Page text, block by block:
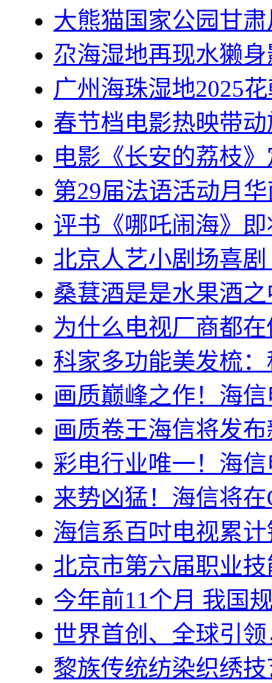
大熊猫国家公园甘
尕海湿地再现水獭
广州海珠湿地2025
春节档电影热映带
电影《长安的荔枝
第29届法语活动月
评书《哪吒闹海》
北京人艺小剧场喜
桑葚酒是是水果酒
为什么电视厂商都
科家多功能美发梳
画质巅峰之作！海
画质卷王海信将发
彩电行业唯一！海
来势凶猛！海信将
海信系百吋电视累
北京市第六届职业
今年前11个月 我国
世界首创、全球引
黎族传统纺染织绣